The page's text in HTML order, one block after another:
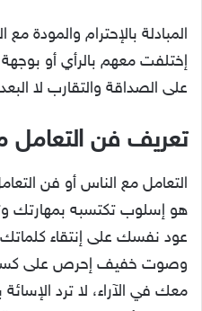
المبادلة بالإحترام والمودة
إختلفت معهم بالرأي أو
على الصداقة والتقارب لا
تعريف فن التعامل
التعامل مع الناس أو فن
هو إسلوب تكتسبه بمهارتك
عود نفسك على إنتقاء
وصوت خفيف إحرص على كسب
معك في الآراء، لا ترد الإسائة